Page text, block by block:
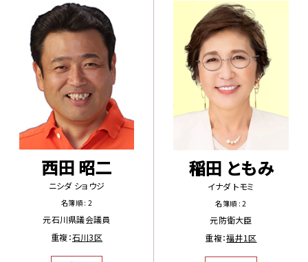
西田 昭二
ニシダ ショウジ
名簿順 : 2
元石川県議会議員
重複：石川3区
稲田 ともみ
イナダ トモミ
名簿順 : 2
元防衛大臣
重複：福井1区